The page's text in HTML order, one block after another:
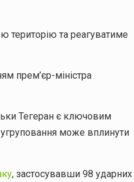
територію та реагуватиме
прем’єр-міністра
Тегеран є ключовим
угруповання може вплинути
, застосувавши 98 ударних